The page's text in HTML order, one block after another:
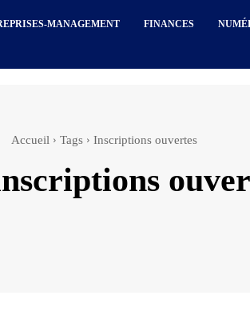
MANAGEMENT FINANCES
Accueil Tags Inscriptions ouvertes